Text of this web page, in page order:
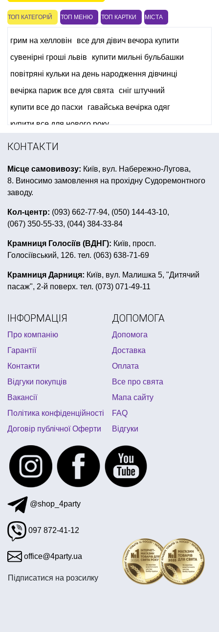
ТОП КАТЕГОРІЙ ТОП МЕНЮ ТОП КАРТКИ МІСТА
грим на хелловін
все для дівич вечора купити
сувенірні гроші львів
купити мильні бульбашки
повітряні кульки на день народження дівчинці
вечірка париж все для свята
сніг штучний
купити все до пасхи
гавайська вечірка одяг
купити все для нового року
купити все для день народження в стилі футбол
свічки на день народження
павутина на хелловін купити
карнавальні капелюхи
квест бокс сервіровка столу до 8 березня
магазин подарунків та приколів київ
купити обручі на голову хлопавка пневматична
товари до шкільного свята гавайське намисто
чорно біла вечірка
маска на хелловін
декор на перший день народження
оформлення дитячого дня народження
КОНТАКТИ
Місце самовивозу: Київ, вул. Набережно-Лугова,
8. Виносимо замовлення на прохідну Судоремонтного
заводу.
Кол-центр: (093) 662-77-94, (050) 144-43-10,
(067) 350-55-33, (044) 384-33-84
Крамниця Голосіїв (ВДНГ): Київ, просп.
Голосіївський, 126. тел. (063) 638-71-69
Крамниця Дарниця: Київ, вул. Малишка 5, "Дитячий
пасаж", 2-й поверх. тел. (073) 071-49-11
ІНФОРМАЦІЯ
Про компанію
Гарантії
Контакти
Відгуки покупців
Вакансії
Політика конфіденційності
Договір публічної Оферти
ДОПОМОГА
Допомога
Доставка
Оплата
Все про свята
Мапа сайту
FAQ
Відгуки
@shop_4party
097 872-41-12
office@4party.ua
Підписатися на розсилку